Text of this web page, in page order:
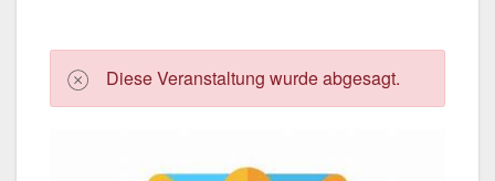
Die­se Ver­an­stal­tung wur­de abge­sagt.